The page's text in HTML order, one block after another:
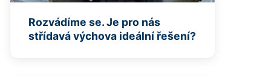
Rozvádíme se. Je pro nás
střídavá výchova ideální řešení?